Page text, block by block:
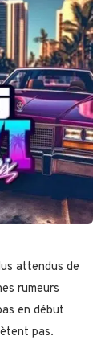
attendus de
rumeurs
en début
pas.